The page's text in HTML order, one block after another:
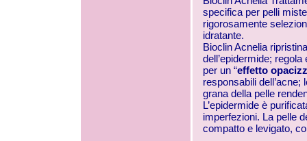
specifica per pelli
rigorosamente
idratante.
Bioclin Acnelia
dell’epidermide;
per un “effetto
responsabili
grana della pelle
L’epidermide è
imperfezioni. La pelle
compatto e levigato,